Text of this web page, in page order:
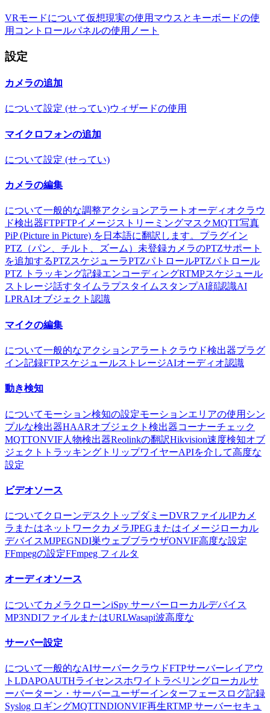
VRモードについて仮想現実の使用 マウスとキーボードの使
用 コントロールパネルの使用 ノート
設定
カメラの追加
について設定 (せってい)ウィザードの使用
マイクロフォンの追加
について設定 (せってい)
カメラの編集
について一般的な調整アクションアラート オーディオクラウ
ド検出器FTPFTPイメージストリーミングマスクMQTT写真
PiP (Picture in Picture) を日本語に翻訳します。 プラグイン
PTZ（パン、チルト、ズーム） 未登録カメラのPTZサポート
を追加するPTZスケジューラPTZパトロールPTZパトロール
PTZ トラッキング記録エンコーディングRTMPスケジュール
ストレージ話すタイムラプス タイムスタンプAI顔認識AI
LPRAIオブジェクト認識
マイクの編集
について一般的なアクションアラート クラウド検出器プラグ
イン記録FTPスケジュールストレージAIオーディオ認識
動き検知
についてモーション検知の設定モーションエリアの使用 シン
プルな検出器HAARオブジェクト検出器コーナーチェック
MQTTONVIF人物検出器Reolinkの翻訳Hikvision速度検知オブ
ジェクトトラッキング トリップワイヤーAPIを介して高度な
設定
ビデオソース
について クローンデスクトップダミーDVRファイルIPカメ
ラまたはネットワークカメラJPEGまたはイメージ ローカル
デバイスMJPEGNDI巣ウェブブラウザONVIF高度な設定
FFmpegの設定FFmpeg フィルタ
オーディオソース
について カメラ クローンiSpy サーバー ローカルデバイス
MP3NDIファイルまたはURLWasapi波高度な
サーバー設定
について一般的なAIサーバークラウドFTPサーバーレイアウ
ト LDAPOAUTHライセンスホワイトラベリングローカルサ
ーバーターン・サーバーユーザーインターフェース ログ記録
Syslog ロギングMQTTNDIONVIF再生RTMP サーバーセキュ